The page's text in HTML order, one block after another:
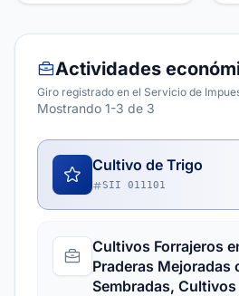
Actividades
Giro registrado en el Servicio de
Mostrando 1-3 de 3
Cultivo de Trigo
SII 011101
Cultivos Forrajeros
Praderas Mejoradas
Sembradas, Cultivos